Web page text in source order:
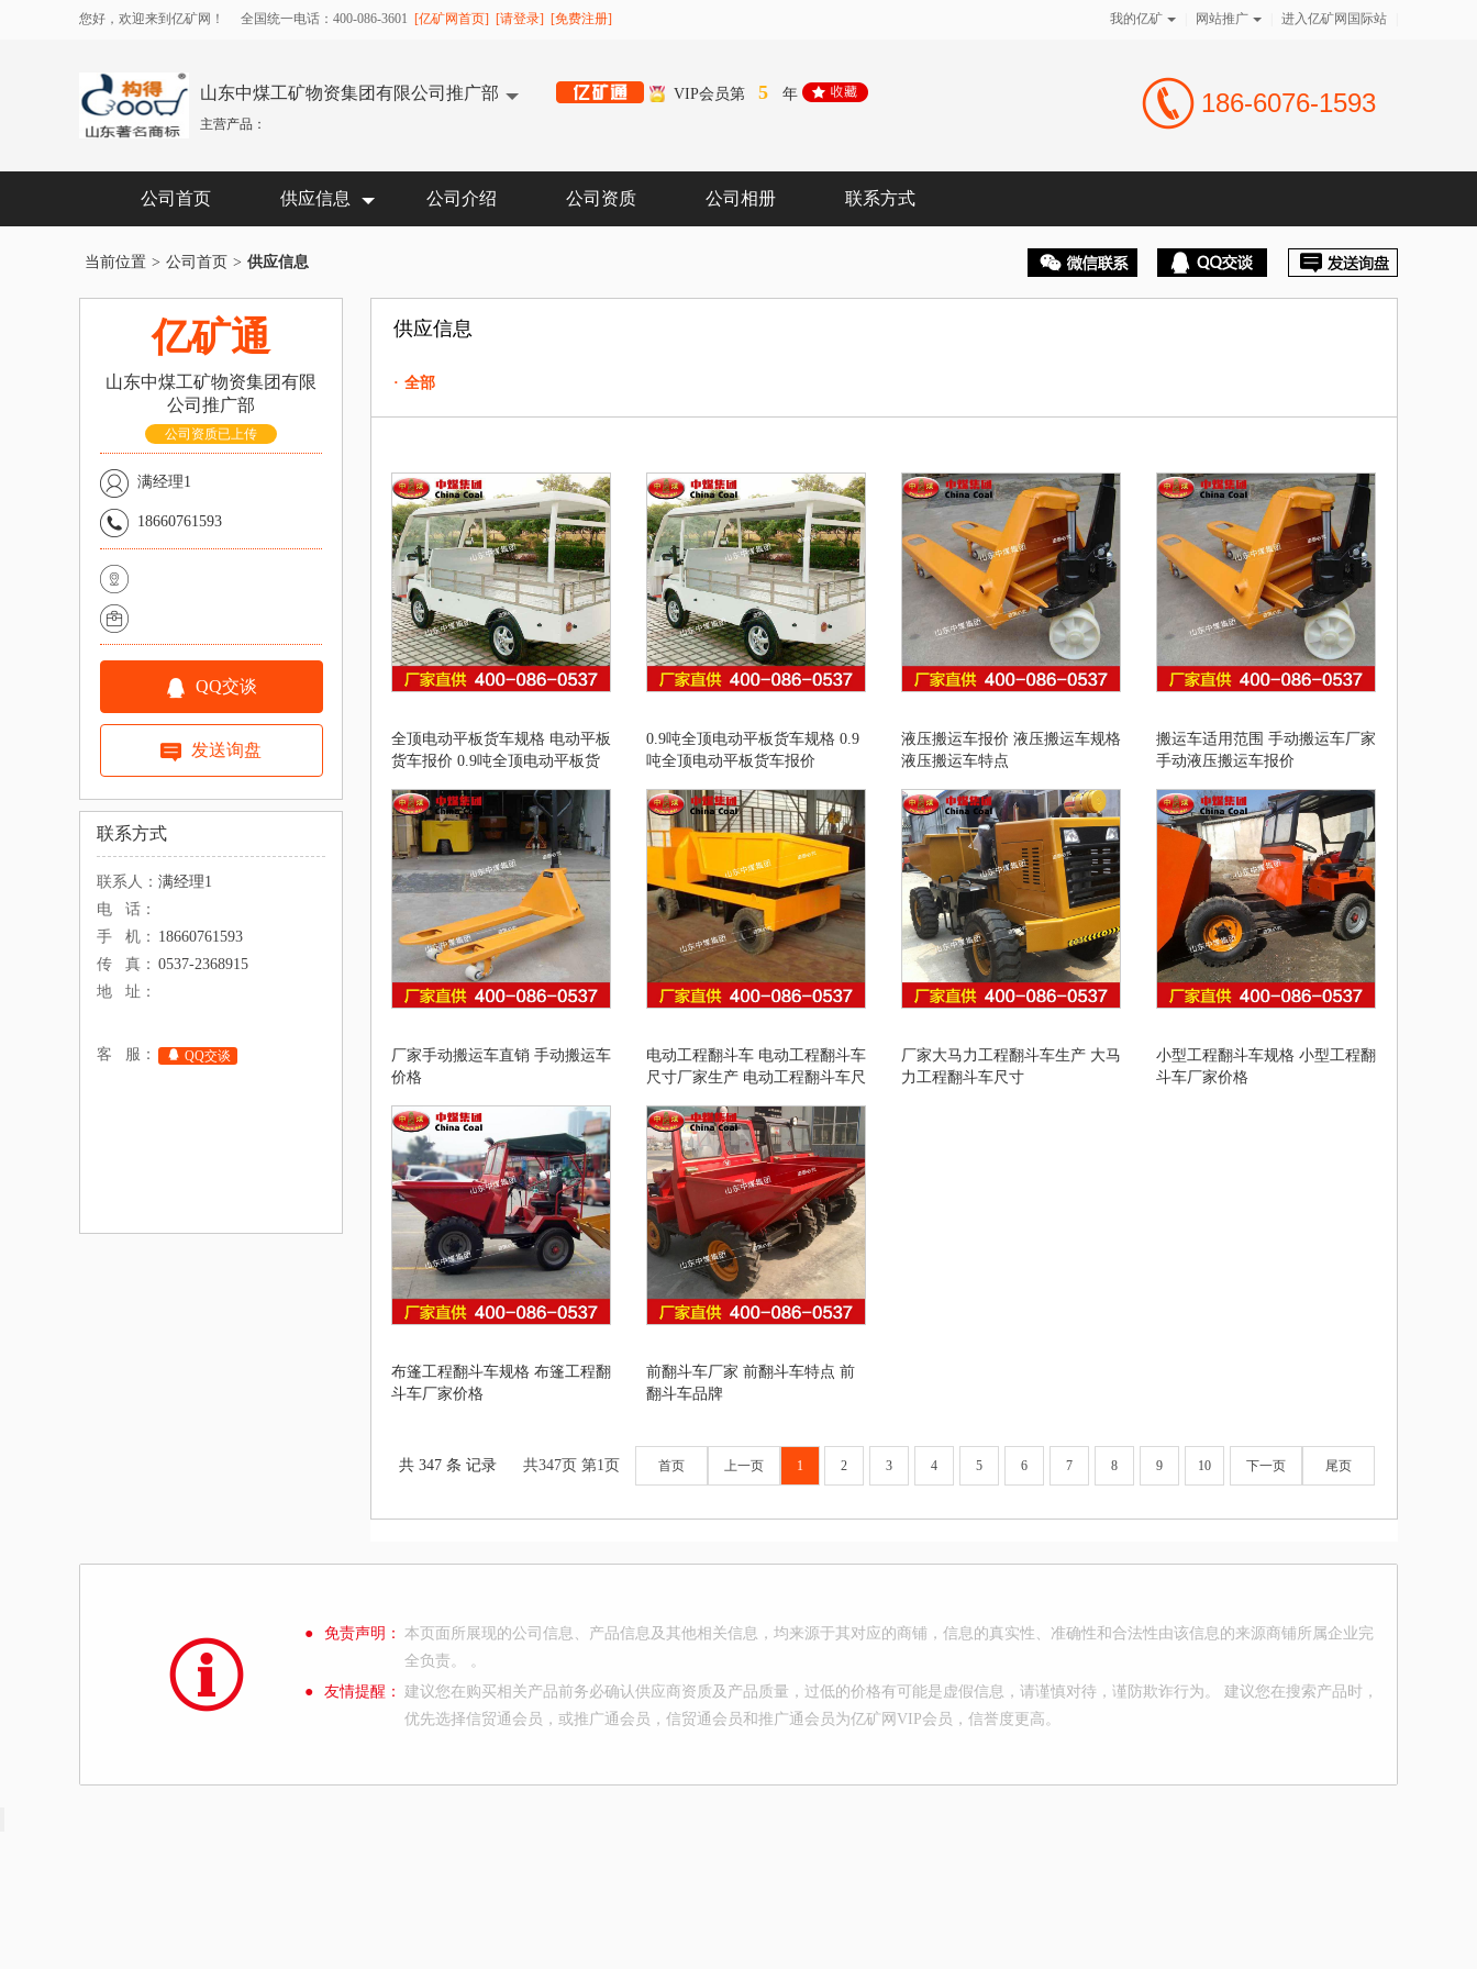
您好，欢迎来到亿矿网！ 全国统一电话：400-086-3601 [亿矿网首页] [请登录] [免费注册] 我的亿矿 网站推广 进入亿矿网国际站
山东中煤工矿物资集团有限公司推广部 VIP会员第 5 年
主营产品：
186-6076-1593
公司首页 供应信息 公司介绍 公司资质 公司相册 联系方式
当前位置 > 公司首页 > 供应信息
亿矿通
山东中煤工矿物资集团有限
公司推广部
公司资质已上传
满经理1
18660761593
QQ交谈
发送询盘
联系方式
联系人： 满经理1
电 话：
手 机： 18660761593
传 真： 0537-2368915
地 址：
客 服： QQ交谈
供应信息
· 全部
全顶电动平板货车规格 电动平板
货车报价 0.9吨全顶电动平板货
0.9吨全顶电动平板货车规格 0.9
吨全顶电动平板货车报价
液压搬运车报价 液压搬运车规格
液压搬运车特点
搬运车适用范围 手动搬运车厂家
手动液压搬运车报价
厂家手动搬运车直销 手动搬运车
价格
电动工程翻斗车 电动工程翻斗车
尺寸厂家生产 电动工程翻斗车尺
厂家大马力工程翻斗车生产 大马
力工程翻斗车尺寸
小型工程翻斗车规格 小型工程翻
斗车厂家价格
布篷工程翻斗车规格 布篷工程翻
斗车厂家价格
前翻斗车厂家 前翻斗车特点 前
翻斗车品牌
共 347 条 记录 共347页 第1页 首页 上一页 1 2 3 4 5 6 7 8 9 10 下一页 尾页
● 免责声明：
本页面所展现的公司信息、产品信息及其他相关信息，均来源于其对应的商铺，信息的真实性、准确性和合法性由该信息的来源商铺所属企业完
全负责。 。
●
友情提醒：
建议您在购买相关产品前务必确认供应商资质及产品质量，过低的价格有可能是虚假信息，请谨慎对待，谨防欺诈行为。 建议您在搜索产品时，
优先选择信贸通会员，或推广通会员，信贸通会员和推广通会员为亿矿网VIP会员，信誉度更高。